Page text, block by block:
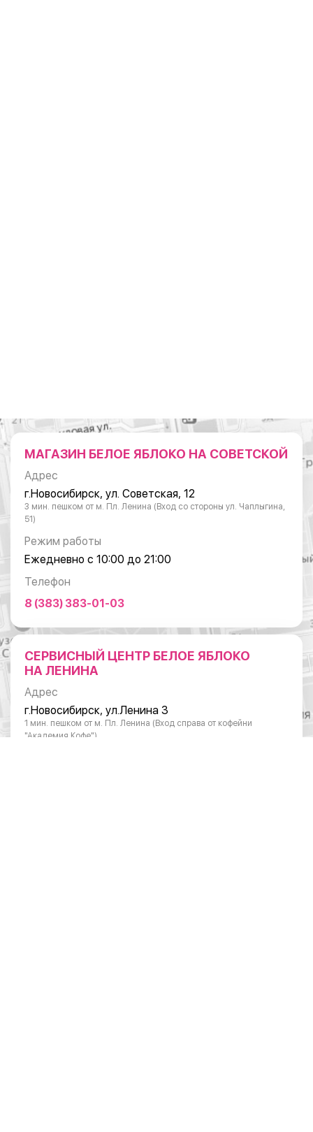
МАГАЗИН БЕЛОЕ ЯБЛОКО НА СОВЕТСКОЙ
Адрес
г.Новосибирск, ул. Советская, 12
3 мин. пешком от м. Пл. Ленина (Вход со стороны ул. Чаплыгина,
51)
Режим работы
Ежедневно с 10:00 до 21:00
Телефон
8 (383) 383-01-03
СЕРВИСНЫЙ ЦЕНТР БЕЛОЕ ЯБЛОКО
НА ЛЕНИНА
Адрес
г.Новосибирск, ул.Ленина 3
1 мин. пешком от м. Пл. Ленина (Вход справа от кофейни
"Академия Кофе")